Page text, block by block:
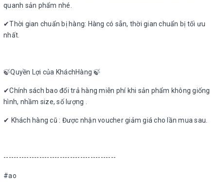
quanh sản phẩm nhé.
✔Thời gian chuẩn bị hàng: Hàng có sẵn, thời gian chuẩn bị tối ưu
nhất.
🍃Quyền Lợi của KháchHàng 🍃
✔Chính sách bao đổi trả hàng miễn phí khi sản phẩm không giống
hình, nhầm size, số lượng .
✔ Khách hàng cũ : Được nhận voucher giảm giá cho lần mua sau.
--------------------------------------------
#ao